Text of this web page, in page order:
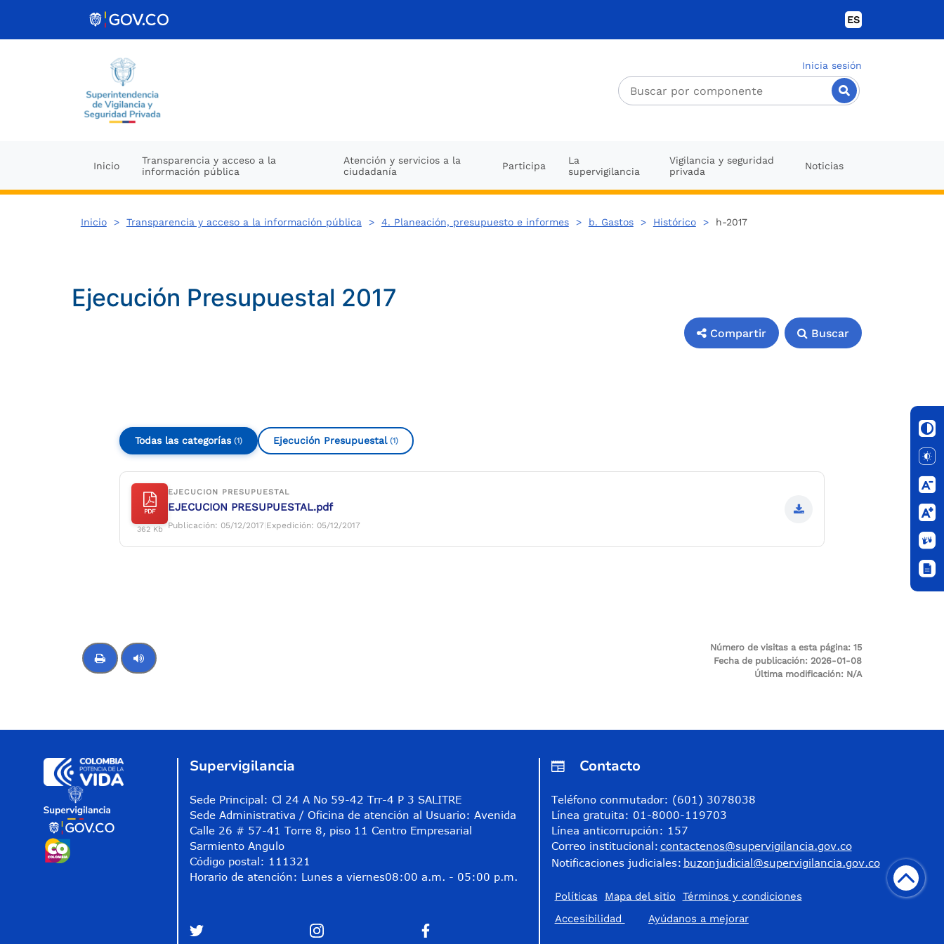
ES
Inicia sesión
Inicio
Transparencia y acceso a la
información pública
Atención y servicios a la
ciudadanía
Participa
La
supervigilancia
Vigilancia y seguridad
privada
Noticias
Inicio> Transparencia y acceso a la información pública > 4. Planeación, presupuesto e informes> b. Gastos> Histórico> h-2017
Ejecución Presupuestal 2017
Compartir Buscar
Todas las categorías (1) Ejecución Presupuestal (1)
PDF
362 Kb
EJECUCION PRESUPUESTAL
EJECUCION PRESUPUESTAL.pdf
Publicación: 05/12/2017|Expedición: 05/12/2017
Número de visitas a esta página: 15
Fecha de publicación: 2026-01-08
Última modificación: N/A
Supervigilancia
Sede Principal: Cl 24 A No 59-42 Trr-4 P 3 SALITRE
Sede Administrativa / Oficina de atención al Usuario: Avenida
Calle 26 # 57-41 Torre 8, piso 11 Centro Empresarial
Sarmiento Angulo
Código postal: 111321
Horario de atención: Lunes a viernes08:00 a.m. - 05:00 p.m.
Contacto
Teléfono conmutador: (601) 3078038
Línea gratuita: 01-8000-119703
Línea anticorrupción: 157
Correo institucional: contactenos@supervigilancia.gov.co
Notificaciones judiciales: buzonjudicial@supervigilancia.gov.co
Políticas Mapa del sitio
Términos y condiciones
Accesibilidad
​Ayúdanos a mejorar